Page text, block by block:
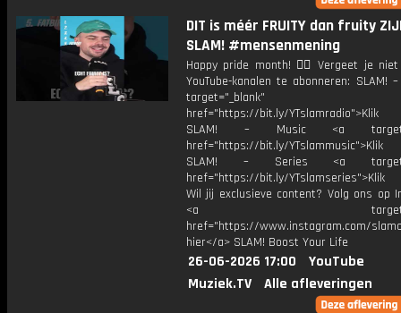
DIT is méér FRUITY dan fruity
SLAM! #mensenmening
Happy pride month! 🏳️‍🌈 Vergeet je
YouTube-kanalen te abonneren: SLAM!
target="_blank"
href="https://bit.ly/
SLAM! – Music <a
href="https://bit.ly/
SLAM! – Series <a
href="https://bit.ly/
Wil jij exclusieve content? Volg ons op
<a
href="https://www.instagram.com/
hier</a> SLAM! Boost Your Life
26-06-2026 17:00
YouTube
Muziek.TV
Alle afleveringen